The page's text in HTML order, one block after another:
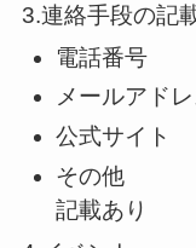
3.連絡手段の記
電話番号
メールアド
公式サイト
その他 ：
記載あり